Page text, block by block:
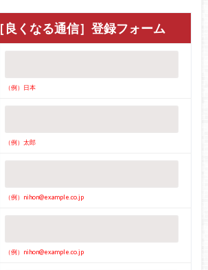
良くなる通信］登録フォーム
（例）日本
（例）太郎
（例）nihon@example.co.jp
（例）nihon@example.co.jp